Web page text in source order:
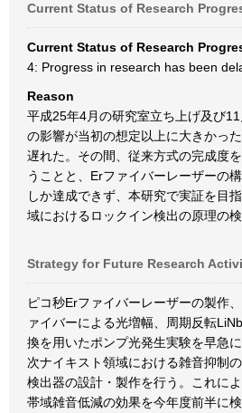
Current Status of Research
Current Status of Research
4: Progress in research has been
Reason
平成25年4月の研究室立ち上げ及び
の影響が当初の想定以上に大きかっ
遅れた。その間、従来方式の完成度
うことと、Erファイバーレーザーの
しか達成できず、本研究で実証を目
域におけるロックイン検出の原理の
Strategy for Future Research
ピコ秒Erファイバーレーザーの製作
ァイバーによる光増幅、周期反転
換を用いたポンプ光発生実験を早急
次ナイキスト領域における雑音抑制
検出器の設計・製作を行う。これに
帯域雑音低減の効果を今年度前半に